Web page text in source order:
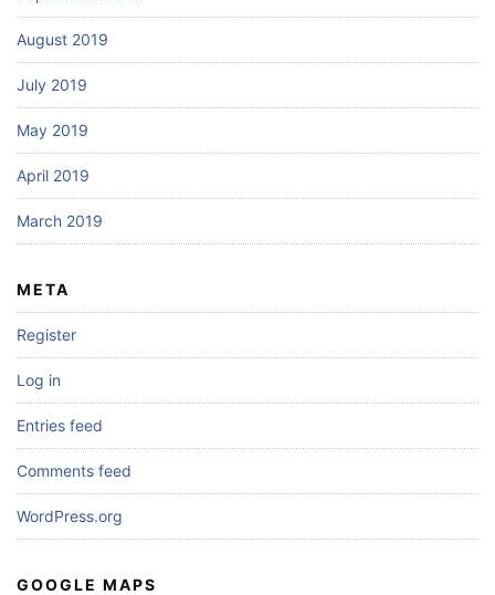
August 2019
July 2019
May 2019
April 2019
March 2019
META
Register
Log in
Entries feed
Comments feed
WordPress.org
GOOGLE MAPS